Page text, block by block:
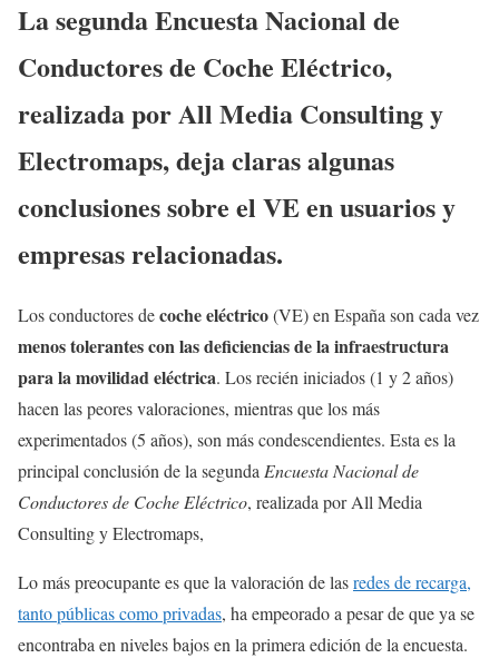
La segunda Encuesta Nacional de
Conductores de Coche Eléctrico,
realizada por All Media Consulting y
Electromaps, deja claras algunas
conclusiones sobre el VE en usuarios y
empresas relacionadas.
Los conductores decoche eléctrico(VE) en España son cada vez
menos tolerantes con las deficiencias de la infraestructura
para la movilidad eléctrica. Los recién iniciados (1 y 2 años)
hacen las peores valoraciones, mientras que los más
experimentados (5 años), son más condescendientes. Esta es la
principal conclusión de la segundaEncuesta Nacional de
Conductores de Coche Eléctrico, realizada por All Media
Consulting y Electromaps,
Lo más preocupante es que la valoración de lasredes de recarga,
tanto públicas como privadas, ha empeorado a pesar de que ya se
encontraba en niveles bajos en la primera edición de la encuesta.